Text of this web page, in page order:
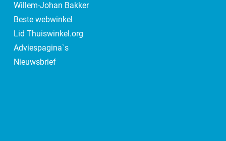
Willem-Johan Bakker
Beste webwinkel
Lid Thuiswinkel.org
Adviespagina`s
Nieuwsbrief